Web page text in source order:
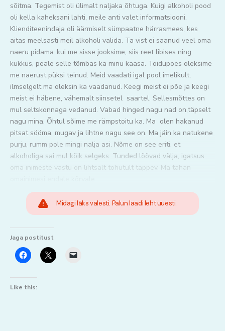
sõitma. Tegemist oli ülimalt naljaka õhtuga. Kuigi alkoholi pood
oli kella kaheksani lahti, meile anti valet informatsiooni.
Klienditeenindaja oli äärmiselt sümpaatne härrasmees, kes
aitas meelsasti meil alkoholi valida. Ta vist ei saanud veel oma
naeru pidama..kui me sisse jooksime, siis reet libises ning
kukkus, peale selle tõmbas ka minu kaasa. Toidupoes oleksime
me naerust püksi teinud. Meid vaadati igal pool imelikult,
ilmselgelt ma oleksin ka vaadanud. Keegi meist ei põe ja keegi
meist ei häbene, vähemalt siinsetel saartel. Sellesmõttes on
mul seltskonnaga vedanud. Vabad hinged nagu nad on,täpselt
nagu mina. Õhtul sõime me rämpstoitu ka. Ma olen hakanud
pitsat sööma, mugav ja lihtne nagu see on. Ma jäin ka natukene
purju, rumm pole mingi nalja asi. Nõme on see eriti, et
alkoholiga sai mul kõik selgeks. Tunded löövad välja, igatsus
oma inimeste vastu on lihtsalt tohutult tappev. Ma tahan
Midagi läks valesti. Palun laadi leht uuesti.
Jaga postitust
Like this: